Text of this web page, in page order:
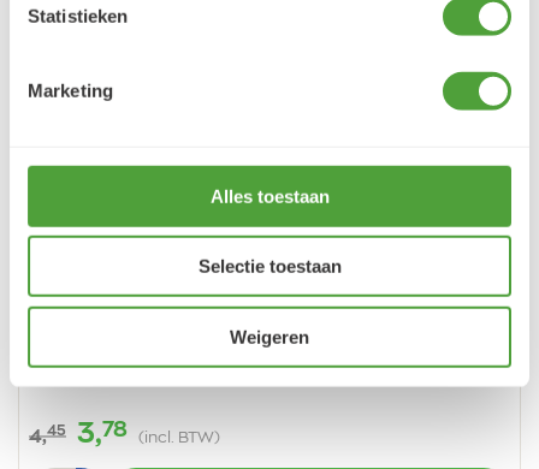
Statistieken
Marketing
Alles toestaan
Selectie toestaan
Weigeren
Van Gogh Aquarelverf 506 Ultramarijn Donker 10 ml
4,45 3,78 (incl. BTW)